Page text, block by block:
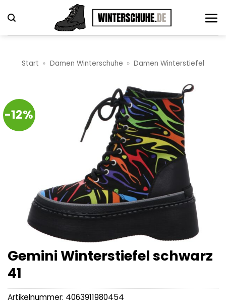
Inhalt
springen
Start » Damen Winterschuhe » Damen Winterstiefel
-12%
Gemini Winterstiefel schwarz
41
Artikelnummer: 4063911980454